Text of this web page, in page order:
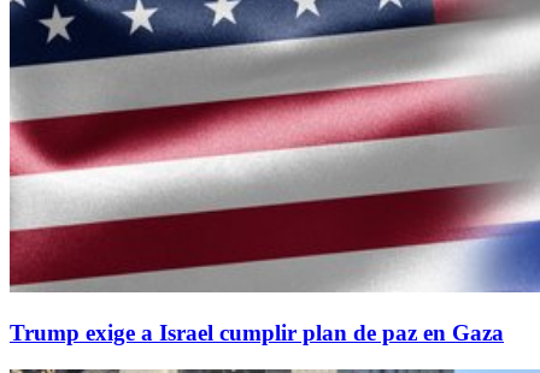
Trump exige a Israel cumplir plan de paz en Gaza